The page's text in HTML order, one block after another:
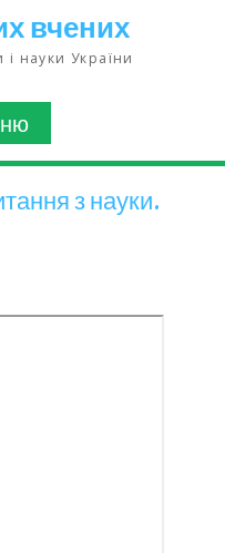
вчених
і науки України
з науки.